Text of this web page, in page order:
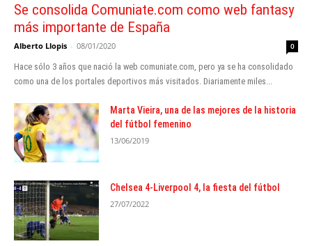
Se consolida Comuniate.com como web fantasy
más importante de España
Alberto Llopis - 08/01/2020 0
Hace sólo 3 años que nació la web comuniate.com, pero ya se ha consolidado
como una de los portales deportivos más visitados. Diariamente miles...
Marta Vieira, una de las mejores de la historia
del fútbol femenino
13/06/2019
Chelsea 4-Liverpool 4, la fiesta del fútbol
27/07/2022